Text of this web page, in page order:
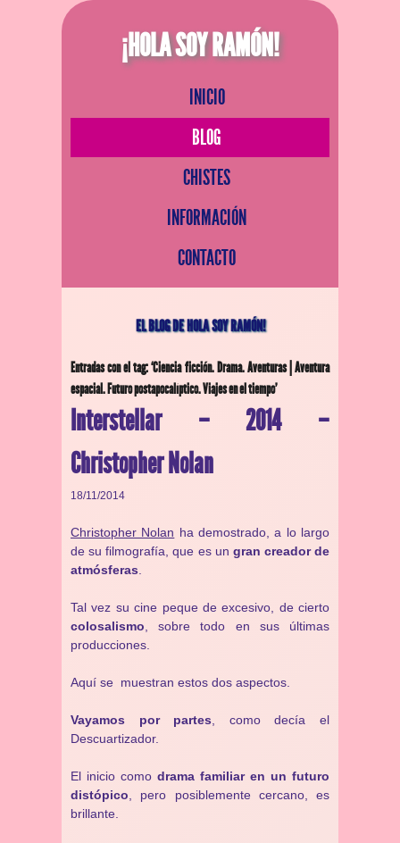
¡HOLA SOY RAMÓN!
INICIO
BLOG
CHISTES
INFORMACIÓN
CONTACTO
EL BLOG DE HOLA SOY RAMÓN!
Entradas con el tag: ‘Ciencia ficción. Drama. Aventuras | Aventura
espacial. Futuro postapocalíptico. Viajes en el tiempo’
Interstellar – 2014 –
Christopher Nolan
18/11/2014
Christopher Nolan ha demostrado, a lo largo
de su filmografía, que es un gran creador de
atmósferas
Tal vez su cine peque de excesivo, de cierto
colosalismo , sobre todo en sus últimas
producciones.
Aquí se muestran estos dos aspectos.
Vayamos por partes , como decía el
Descuartizador.
El inicio como drama familiar en un futuro
distópico , pero posiblemente cercano, es
brillante.